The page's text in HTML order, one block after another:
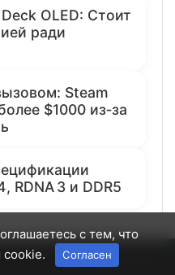
OLED: Стоит
ради
Steam
$1000 из‑за
RDNA 3 и DDR5
с тем, что
Согласен